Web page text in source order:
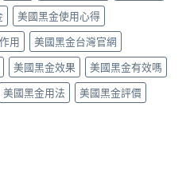
美國黑金使用心得
用
美國黑金台灣官網
美國黑金效果
美國黑金有效嗎
美國黑金用法
美國黑金評價